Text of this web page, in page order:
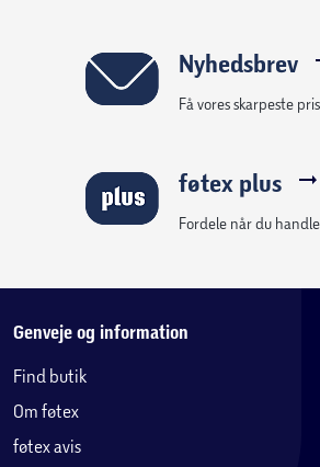
Nyhedsbrev
Få vores skarpeste
føtex plus
Fordele når du
Genveje og information
Find butik
Om føtex
føtex avis